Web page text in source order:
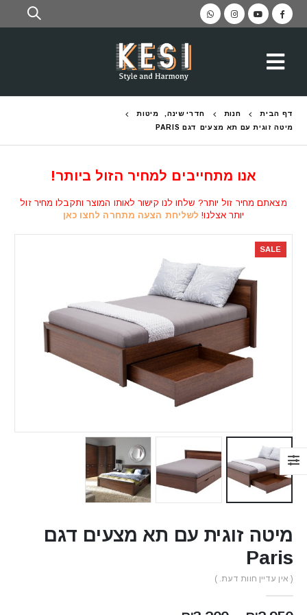
דף הבית חנות חדרי שינה
מיטות
מיטה זוגית עם תא מצעים דגם PARIS
אנו מתחייבים למחיר הזול ביותר!
מצאתם מחיר זול יותר? שלחו לנו קישור לאותו המוצר ותקבלו מחיר זול
יותר אצלנו! לשליחת הצעה מתחרה לחצו כאן
SALE
מיטה זוגית עם תא מצעים דגם
Paris
( אין עדיין חוות דעת. )